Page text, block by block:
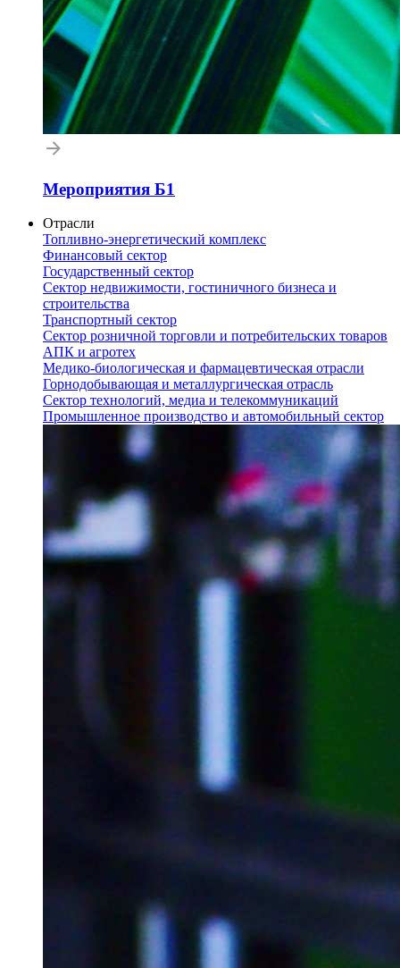
Мероприятия Б1
Отрасли
Топливно-энергетический комплекс
Финансовый сектор
Государственный сектор
Сектор недвижимости, гостиничного бизнеса и
строительства
Транспортный сектор
Сектор розничной торговли и потребительских товаров
АПК и агротех
Медико-биологическая и фармацевтическая отрасли
Горнодобывающая и металлургическая отрасль
Сектор технологий, медиа и телекоммуникаций
Промышленное производство и автомобильный сектор